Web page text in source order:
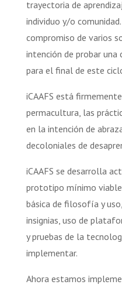
trayectoria de
individuo y/o
compromiso de varios
intención de probar
para el final de este
iCAAFS está
permacultura, las
en la intención de
decoloniales de
iCAAFS se desarrolla
prototipo mínimo
básica de filosofía y
insignias, uso de
y pruebas de la
implementar.
Ahora estamos